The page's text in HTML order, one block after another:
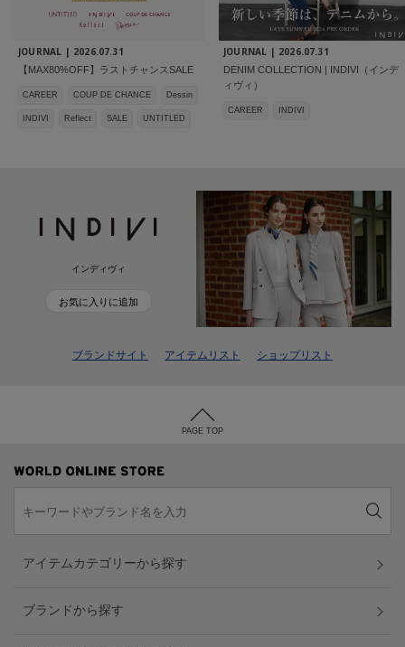
JOURNAL | 2026.07.31
【MAX80%OFF】ラストチャンスSALE
CAREER COUP DE CHANCE Dessin
INDIVI Reflect SALE UNTITLED
JOURNAL | 2026.07.31
DENIM COLLECTION | INDIVI（インデ
ィヴィ）
CAREER INDIVI
インディヴィ
お気に入りに追加
ブランドサイト アイテムリスト ショップリスト
PAGE TOP
アイテムカテゴリーから探す
ブランドから探す